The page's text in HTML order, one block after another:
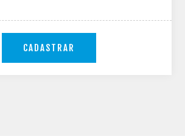
CADASTRAR